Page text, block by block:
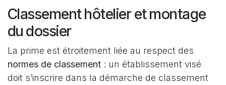
Classement hôtelier et montage
du dossier
La prime est étroitement liée au respect des
normes de classement : un établissement visé
doit s’inscrire dans la démarche de classement